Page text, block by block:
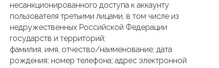
несанкционированного доступа к аккаунту
пользователя третьими лицами, в том числе из
недружественных Российской Федерации
государств и территорий;
фамилия, имя, отчество/наименование; дата
рождения; номер телефона; адрес электронной